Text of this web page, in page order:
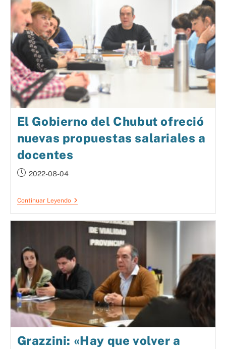
El Gobierno del Chubut ofreció
nuevas propuestas salariales a
docentes
2022-08-04
Continuar Leyendo
Grazzini: «Hay que volver a